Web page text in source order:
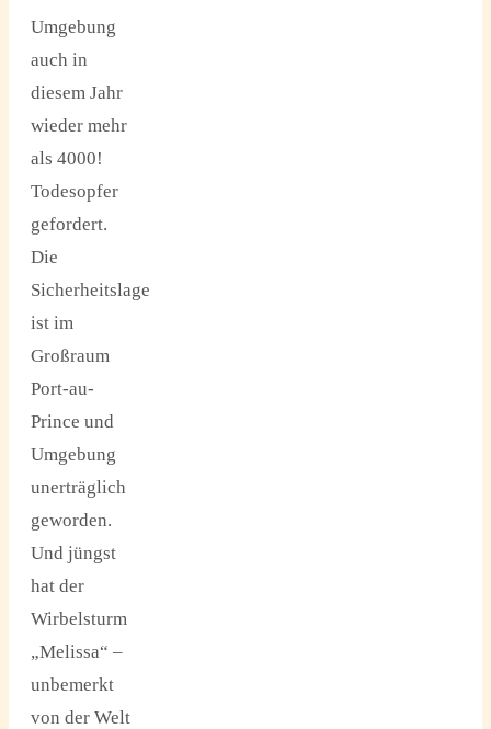
Umgebung
auch in
diesem Jahr
wieder mehr
als 4000!
Todesopfer
gefordert.
Die
Sicherheitslage
ist im
Großraum
Port-au-
Prince und
Umgebung
unerträglich
geworden.
Und jüngst
hat der
Wirbelsturm
„Melissa“ –
unbemerkt
von der Welt